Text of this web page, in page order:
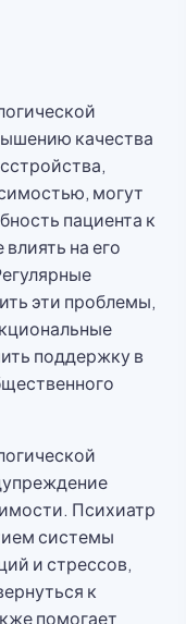
качества
могут
пациента к
на его
эти проблемы,
поддержку в
Психиатр
системы
и стрессов,
к
помогает